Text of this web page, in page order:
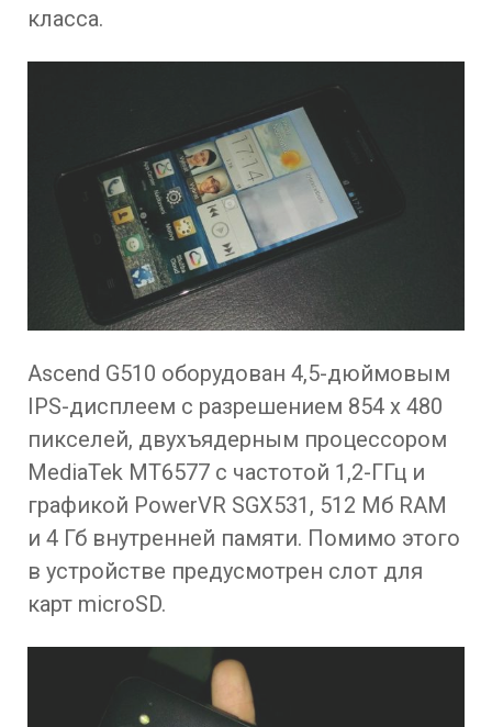
класса.
Ascend G510 оборудован 4,5-дюймовым
IPS-дисплеем с разрешением 854 x 480
пикселей, двухъядерным процессором
MediaTek MT6577 с частотой 1,2-ГГц и
графикой PowerVR SGX531, 512 Мб RAM
и 4 Гб внутренней памяти. Помимо этого
в устройстве предусмотрен слот для
карт microSD.